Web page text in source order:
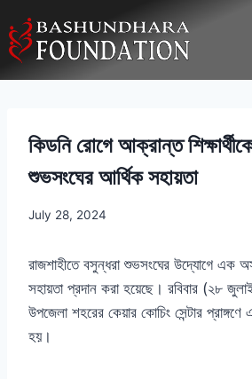
কিডনি রোগে আক্রান্ত
শুভসংঘের আর্থিক সহায়তা
July 28, 2024
রাজশাহীতে বসুন্ধরা শুভসংঘের উদ্যোগে এক
সহায়তা প্রদান করা হয়েছে। রবিবার (২৮
উপজেলা শহরের কেয়ার কোচিং সেন্টার
হয়।